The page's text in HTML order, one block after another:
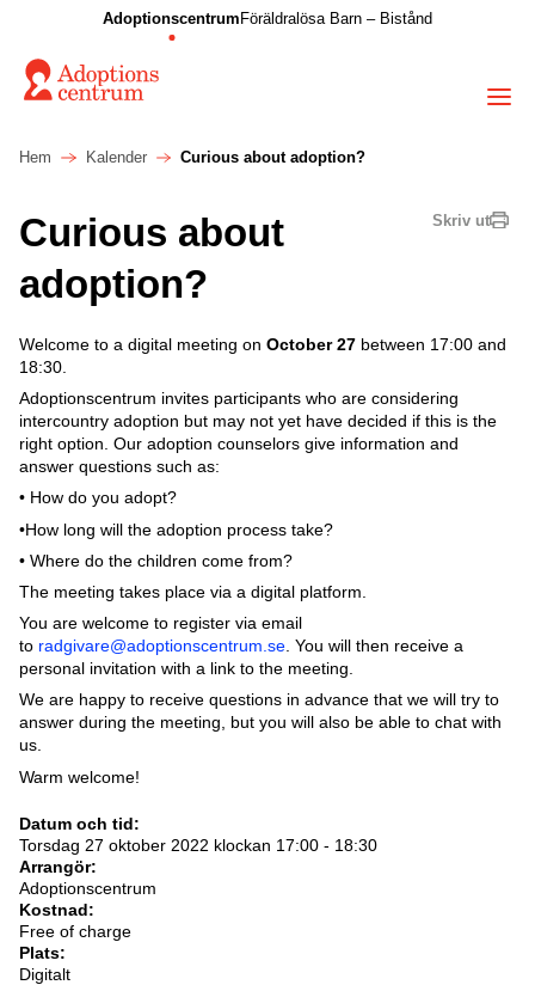
Adoptionscentrum Föräldralösa Barn – Bistånd
Hem Kalender Curious about adoption?
Skriv ut
Curious about
adoption?
Welcome to a digital meeting on October 27 between 17:00 and
18:30.
Adoptionscentrum invites participants who are considering
intercountry adoption but may not yet have decided if this is the
right option. Our adoption counselors give information and
answer questions such as:
• How do you adopt?
•How long will the adoption process take?
• Where do the children come from?
The meeting takes place via a digital platform.
You are welcome to register via email
to radgivare@adoptionscentrum.se. You will then receive a
personal invitation with a link to the meeting.
We are happy to receive questions in advance that we will try to
answer during the meeting, but you will also be able to chat with
us.
Warm welcome!
Datum och tid:
Torsdag 27 oktober 2022 klockan 17:00 - 18:30
Arrangör:
Adoptionscentrum
Kostnad:
Free of charge
Plats:
Digitalt